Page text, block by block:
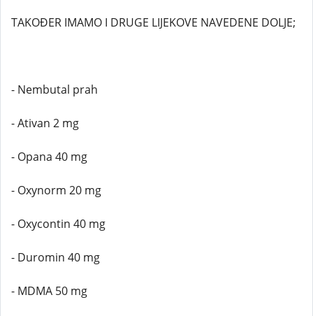
TAKOĐER IMAMO I DRUGE LIJEKOVE NAVEDENE DOLJE;
- Nembutal prah
- Ativan 2 mg
- Opana 40 mg
- Oxynorm 20 mg
- Oxycontin 40 mg
- Duromin 40 mg
- MDMA 50 mg